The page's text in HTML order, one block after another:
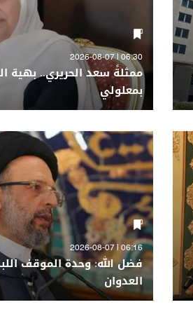
06:30 | 2026-08-07
ممثلةً سعد الحريري.. بهية
بمعلولي
06:16 | 2026-08-07
فضل الله: وحدة الموقف
العدوان